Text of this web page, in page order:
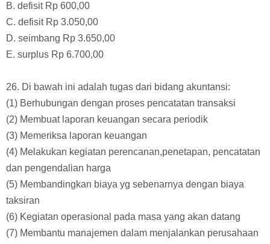
Dari neraca pembayaran tersebut, posisi neraca
pembayaran negara tersbut mengalami ....
A. surplus sebesar Rp 600,00
C. defisit Rp 3.050,00
D. seimbang Rp 3.650,00
E. surplus Rp 6.700,00
26. Di bawah ini adalah tugas dari bidang akuntansi:
(1) Berhubungan dengan proses pencatatan transaksi
(2) Membuat laporan keuangan secara periodik
(3) Memeriksa laporan keuangan
(4) Melakukan kegiatan perencanan,penetapan, pencatatan
dan pengendalian harga